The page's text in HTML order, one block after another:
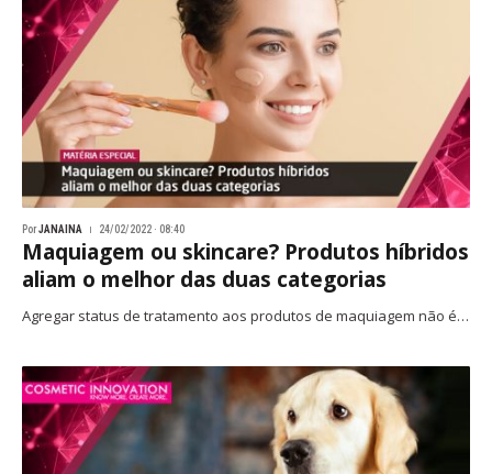
PorJANAINA 24/02/2022 · 08:40
Maquiagem ou skincare? Produtos híbridos
aliam o melhor das duas categorias
Agregar status de tratamento aos produtos de maquiagem não é…